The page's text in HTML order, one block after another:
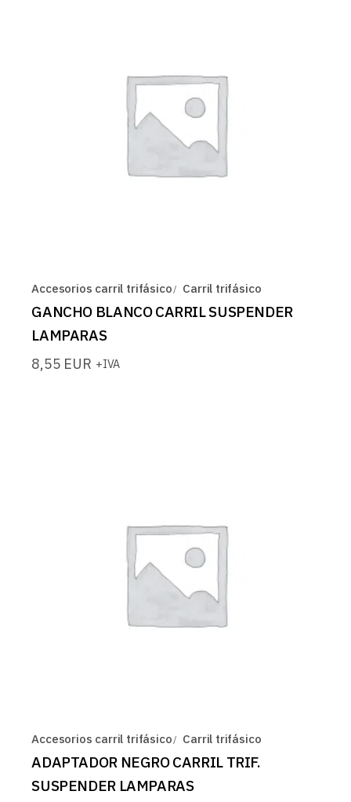
Accesorios carril trifásico Carril trifásico
GANCHO BLANCO CARRIL SUSPENDER
LAMPARAS
8,55 EUR +IVA
Accesorios carril trifásico Carril trifásico
ADAPTADOR NEGRO CARRIL TRIF.
SUSPENDER LAMPARAS